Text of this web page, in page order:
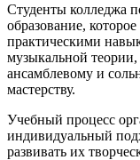
Студенты колледжа
образование,
практическими
музыкальной
ансамблевому и
мастерству.
Учебный процесс
индивидуальный
развивать их